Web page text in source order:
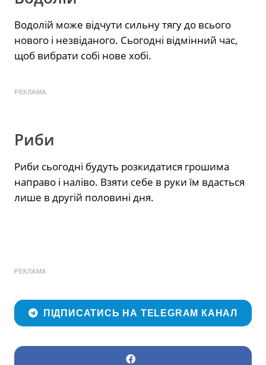
Водолій може відчути сильну тягу до всього
нового і незвіданого. Сьогодні відмінний час,
щоб вибрати собі нове хобі.
РЕКЛАМА
Риби
Риби сьогодні будуть розкидатися грошима
направо і наліво. Взяти себе в руки їм вдасться
лише в другій половині дня.
РЕКЛАМА
ПІДПИСАТИСЬ НА TELEGRAM КАНАЛ